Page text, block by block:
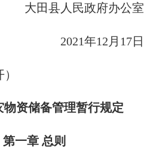
大田县人民政府办公室
2021年12月17日
资储备管理暂行规定
章 总则